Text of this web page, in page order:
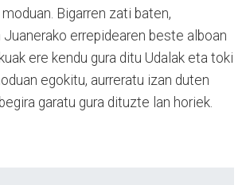
Bigarren zati baten,
errepidearen beste alboan
ere kendu gura ditu Udalak eta toki
egokitu, aurreratu izan duten
garatu gura dituzte lan horiek.